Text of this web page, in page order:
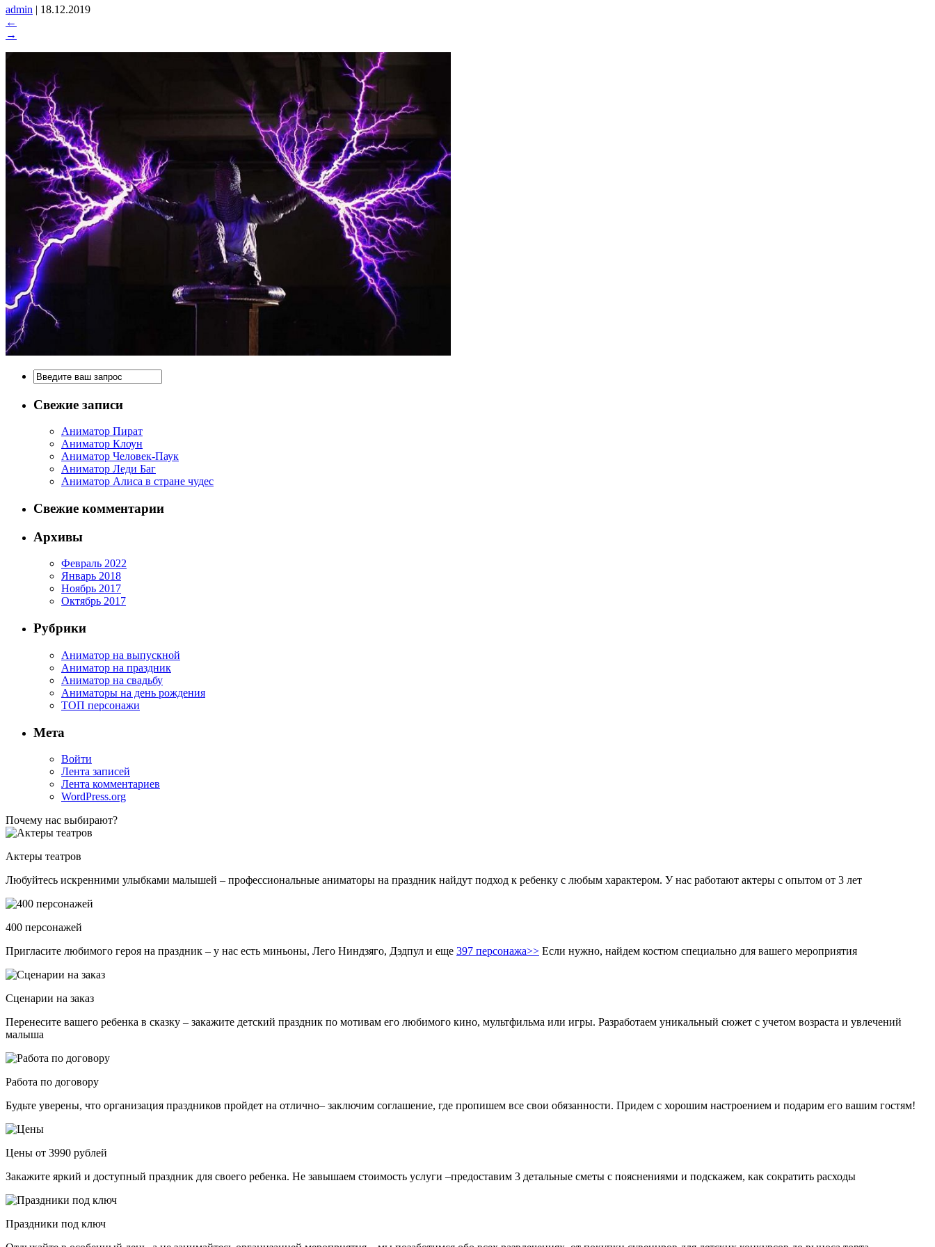
admin | 18.12.2019
←
→
Свежие записи
Аниматор Пират
Аниматор Клоун
Аниматор Человек-Паук
Аниматор Леди Баг
Аниматор Алиса в стране чудес
Свежие комментарии
Архивы
Февраль 2022
Январь 2018
Ноябрь 2017
Октябрь 2017
Рубрики
Аниматор на выпускной
Аниматор на праздник
Аниматор на свадьбу
Аниматоры на день рождения
ТОП персонажи
Мета
Войти
Лента записей
Лента комментариев
WordPress.org
Почему нас выбирают?
Актеры театров
Любуйтесь искренними улыбками малышей – профессиональные аниматоры на праздник найдут подход к ребенку с любым характером. У нас работают актеры с опытом от 3 лет
400 персонажей
Пригласите любимого героя на праздник – у нас есть миньоны, Лего Ниндзяго, Дэдпул и еще 397 персонажа>> Если нужно, найдем костюм специально для вашего мероприятия
Сценарии на заказ
Перенесите вашего ребенка в сказку – закажите детский праздник по мотивам его любимого кино, мультфильма или игры. Разработаем уникальный сюжет с учетом возраста и увлечений
малыша
Работа по договору
Будьте уверены, что организация праздников пройдет на отлично– заключим соглашение, где пропишем все свои обязанности. Придем с хорошим настроением и подарим его вашим гостям!
Цены от 3990 рублей
Закажите яркий и доступный праздник для своего ребенка. Не завышаем стоимость услуги –предоставим 3 детальные сметы с пояснениями и подскажем, как сократить расходы
Праздники под ключ